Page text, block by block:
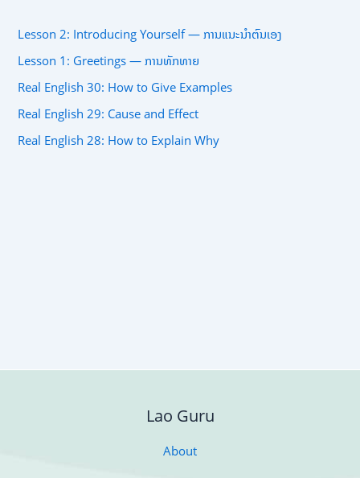
Lesson 2: Introducing Yourself — ການແນະນຳຕົນເອງ
Lesson 1: Greetings — ການທັກທາຍ
Real English 30: How to Give Examples
Real English 29: Cause and Effect
Real English 28: How to Explain Why
Lao Guru
About